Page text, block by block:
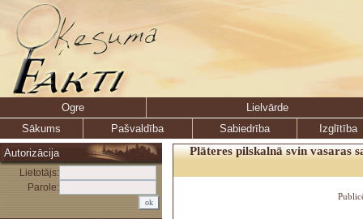
Ogre
Lielvārde
Sākums
Pašvaldība Sabiedrība
Izglītība
Autorizācija
Lietotājs:
Parole:
Plāteres pilskalnā svin vasaras